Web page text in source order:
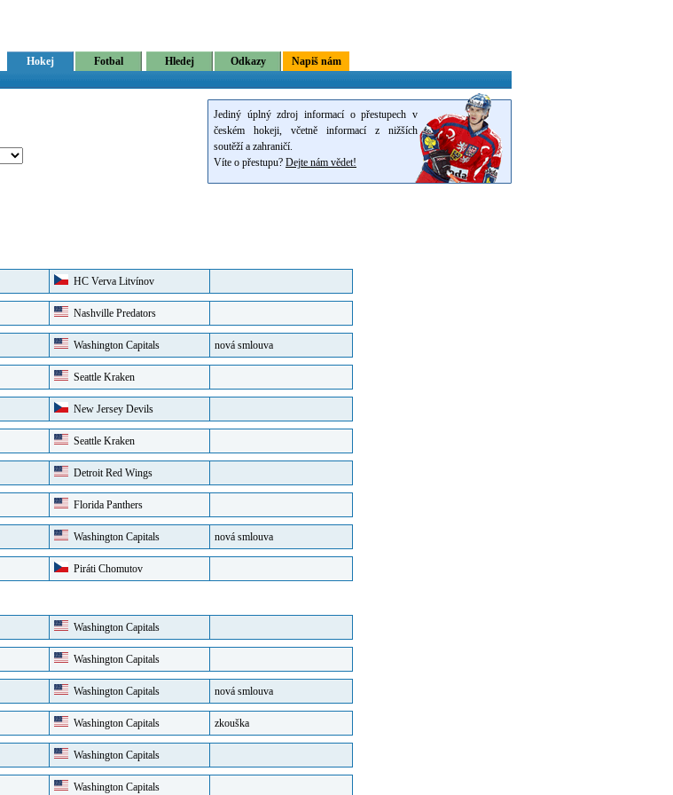
Hokej Fotbal Hledej Odkazy Napiš nám
Jediný úplný zdroj informací o přestupech v
českém hokeji, včetně informací z nižších
soutěží a zahraničí.
Víte o přestupu? Dejte nám vědet!
HC Verva Litvínov
Nashville Predators
Washington Capitals nová smlouva
Seattle Kraken
New Jersey Devils
Seattle Kraken
Detroit Red Wings
Florida Panthers
Washington Capitals nová smlouva
Piráti Chomutov
Washington Capitals
Washington Capitals
Washington Capitals nová smlouva
Washington Capitals zkouška
Washington Capitals
Washington Capitals